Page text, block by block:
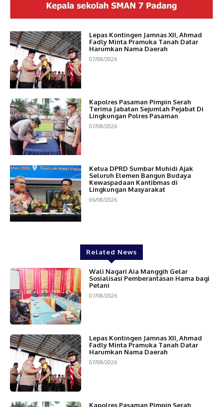
Lepas Kontingen Jamnas XII, Ahmad
Fadly Minta Pramuka Tanah Datar
Harumkan Nama Daerah
07/08/2026
Kapolres Pasaman Pimpin Serah
Terima Jabatan Sejumlah Pejabat Di
Lingkungan Polres Pasaman
07/08/2026
Ketua DPRD Sumbar Muhidi Ajak
Seluruh Elemen Bangun Budaya
Kewaspadaan Kantibmas di
Lingkungan Masyarakat
06/08/2026
Related News
Wali Nagari Aia Manggih Gelar
Sosialisasi Pemberantasan Hama bagi
Petani
07/08/2026
Lepas Kontingen Jamnas XII, Ahmad
Fadly Minta Pramuka Tanah Datar
Harumkan Nama Daerah
07/08/2026
Kapolres Pasaman Pimpin Serah